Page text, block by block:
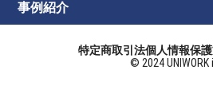
事例紹介
© 2024 UNIWORK
特定商取引法個人情報保